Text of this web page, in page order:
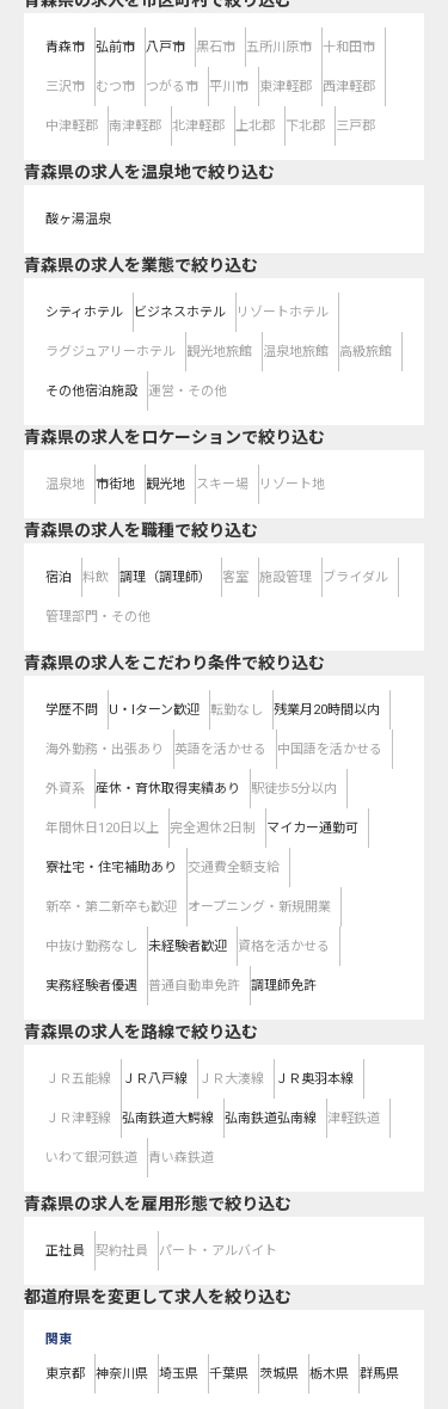
青森市 弘前市 八戸市 黒石市 五所川原市 十和田市
三沢市 むつ市 つがる市 平川市 東津軽郡 西津軽郡
中津軽郡 南津軽郡 北津軽郡 上北郡 下北郡 三戸郡
青森県の求人を温泉地で絞り込む
酸ヶ湯温泉
青森県の求人を業態で絞り込む
シティホテル ビジネスホテル リゾートホテル
ラグジュアリーホテル 観光地旅館 温泉地旅館 高級旅館
その他宿泊施設 運営・その他
青森県の求人をロケーションで絞り込む
温泉地 市街地 観光地 スキー場 リゾート地
青森県の求人を職種で絞り込む
宿泊 料飲 調理（調理師） 客室 施設管理 ブライダル
管理部門・その他
青森県の求人をこだわり条件で絞り込む
学歴不問 U・Iターン歓迎 転勤なし 残業月20時間以内
海外勤務・出張あり 英語を活かせる 中国語を活かせる
外資系 産休・育休取得実績あり 駅徒歩5分以内
年間休日120日以上 完全週休2日制 マイカー通勤可
寮社宅・住宅補助あり 交通費全額支給
新卒・第二新卒も歓迎 オープニング・新規開業
中抜け勤務なし 未経験者歓迎 資格を活かせる
実務経験者優遇 普通自動車免許 調理師免許
青森県の求人を路線で絞り込む
ＪＲ五能線 ＪＲ八戸線 ＪＲ大湊線 ＪＲ奥羽本線
ＪＲ津軽線 弘南鉄道大鰐線 弘南鉄道弘南線 津軽鉄道
いわて銀河鉄道 青い森鉄道
青森県の求人を雇用形態で絞り込む
正社員 契約社員 パート・アルバイト
都道府県を変更して求人を絞り込む
関東
東京都 神奈川県 埼玉県 千葉県 茨城県 栃木県 群馬県